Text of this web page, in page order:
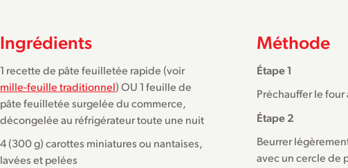
Ingrédients
1 recette de pâte feuilletée rapide (voir
mille-feuille traditionnel) OU 1 feuille de
pâte feuilletée surgelée du commerce,
décongelée au réfrigérateur toute une nuit
4 (300 g) carottes miniatures ou nantaises,
lavées et pelées
Méthode
Étape 1
Préchauffer le four
Étape 2
Beurrer
avec un cercle de